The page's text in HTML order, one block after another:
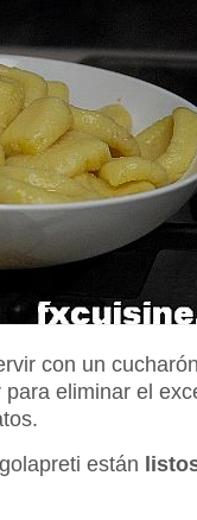
con un
eliminar el
están